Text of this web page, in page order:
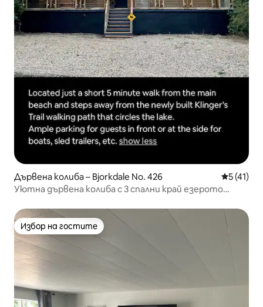
Дървена колиба – Bjorkdale No. 426 Средна
5 (41)
Уютна дървена колиба с 3 спални край езерото
Избор на гостите
Избор на гостите